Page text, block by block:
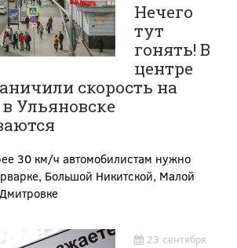
Нечего
тут
гонять! В
центре
скорость на
Ульяновске
30 км/ч автомобилистам нужно
Большой Никитской, Малой
23 сентября